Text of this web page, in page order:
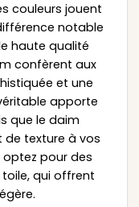
couleurs jouent
notable
haute qualité
confèrent aux
et une
apporte
que le daim
texture à vos
optez pour des
qui offrent